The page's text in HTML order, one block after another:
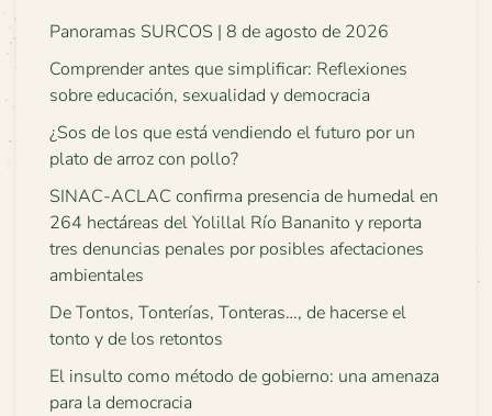
Panoramas SURCOS | 8 de agosto de 2026
Comprender antes que simplificar: Reflexiones
sobre educación, sexualidad y democracia
¿Sos de los que está vendiendo el futuro por un
plato de arroz con pollo?
SINAC-ACLAC confirma presencia de humedal en
264 hectáreas del Yolillal Río Bananito y reporta
tres denuncias penales por posibles afectaciones
ambientales
De Tontos, Tonterías, Tonteras…, de hacerse el
tonto y de los retontos
El insulto como método de gobierno: una amenaza
para la democracia